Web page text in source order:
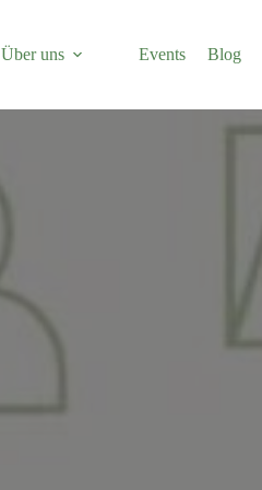
Über uns Events Blog